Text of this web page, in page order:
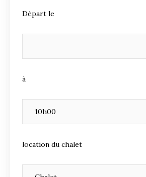
Départ le
à
location du chalet